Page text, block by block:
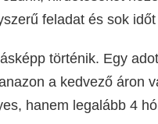
feladat és sok
történik. Egy
a kedvező áron
hanem legalább 4